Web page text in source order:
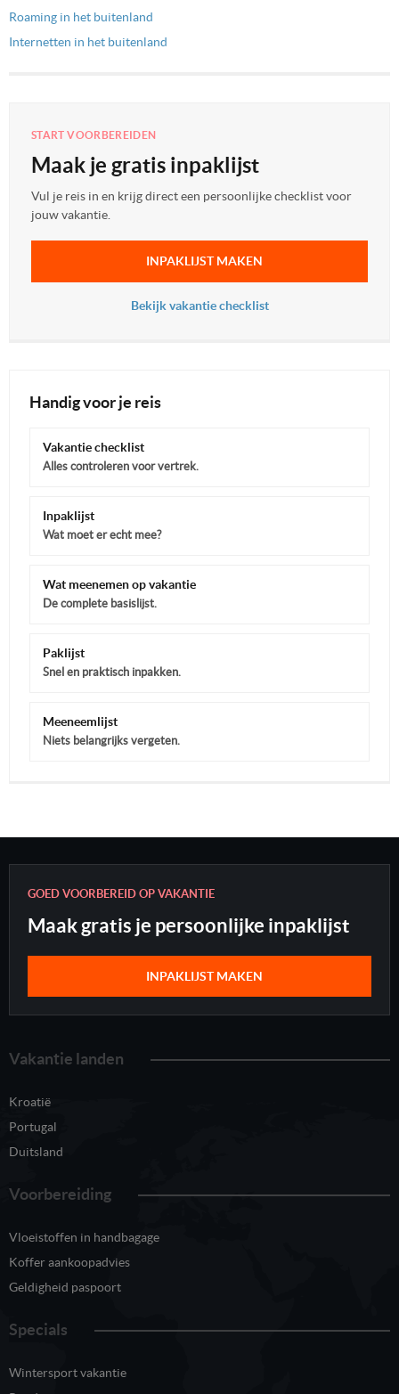
Roaming in het buitenland
Internetten in het buitenland
START VOORBEREIDEN
Maak je gratis inpaklijst
Vul je reis in en krijg direct een persoonlijke checklist voor
jouw vakantie.
INPAKLIJST MAKEN
Bekijk vakantie checklist
Handig voor je reis
Vakantie checklist
Alles controleren voor vertrek.
Inpaklijst
Wat moet er echt mee?
Wat meenemen op vakantie
De complete basislijst.
Paklijst
Snel en praktisch inpakken.
Meeneemlijst
Niets belangrijks vergeten.
GOED VOORBEREID OP VAKANTIE
Maak gratis je persoonlijke inpaklijst
INPAKLIJST MAKEN
Vakantie landen
Kroatië
Portugal
Duitsland
Voorbereiding
Vloeistoffen in handbagage
Koffer aankoopadvies
Geldigheid paspoort
Specials
Wintersport vakantie